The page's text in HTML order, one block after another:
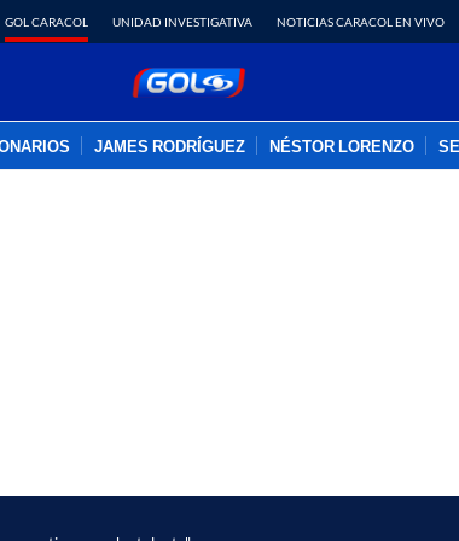
GOL CARACOL UNIDAD INVESTIGATIVA NOTICIAS CARACOL EN VIVO
JAMES RODRÍGUEZ NÉSTOR LORENZO